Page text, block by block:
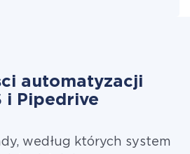
automatyzacji
i Pipedrive
według których system